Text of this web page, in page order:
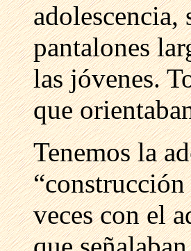
adolescencia,
pantalones
las jóvenes.
que
Tenemos la
veces con el